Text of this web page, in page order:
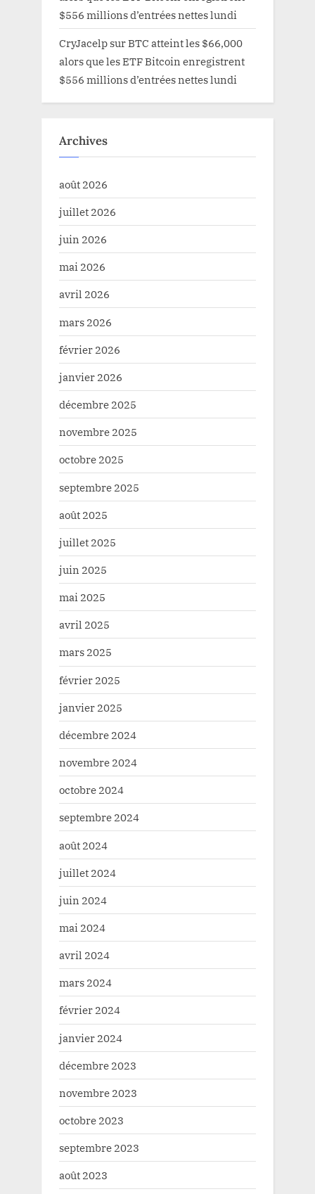
$556 millions d’entrées nettes lundi
CryJacelp surBTC atteint les $66,000
alors que les ETF Bitcoin enregistrent
$556 millions d’entrées nettes lundi
Archives
août 2026
juillet 2026
juin 2026
mai 2026
avril 2026
mars 2026
février 2026
janvier 2026
décembre 2025
novembre 2025
octobre 2025
septembre 2025
août 2025
juillet 2025
juin 2025
mai 2025
avril 2025
mars 2025
février 2025
janvier 2025
décembre 2024
novembre 2024
octobre 2024
septembre 2024
août 2024
juillet 2024
juin 2024
mai 2024
avril 2024
mars 2024
février 2024
janvier 2024
décembre 2023
novembre 2023
octobre 2023
septembre 2023
août 2023